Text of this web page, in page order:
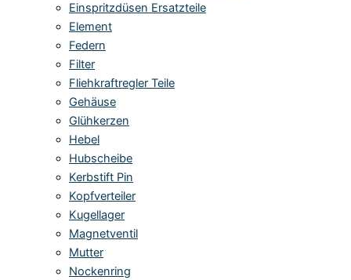
Einspritzdüsen Ersatzteile
Element
Federn
Filter
Fliehkraftregler Teile
Gehäuse
Glühkerzen
Hebel
Hubscheibe
Kerbstift Pin
Kopfverteiler
Kugellager
Magnetventil
Mutter
Nockenring